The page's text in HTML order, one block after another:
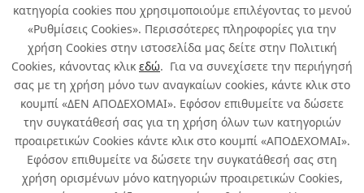
κατηγορία cookies που χρησιμοποιούμε επιλέγοντας το μενού
«Ρυθμίσεις Cookies». Περισσότερες πληροφορίες για την
χρήση Cookies στην ιστοσελίδα μας δείτε στην Πολιτική
Cookies, κάνοντας κλικ εδώ. Για να συνεχίσετε την περιήγησή
σας με τη χρήση μόνο των αναγκαίων cookies, κάντε κλικ στο
κουμπί «ΔΕΝ ΑΠΟΔΕΧΟΜΑΙ». Εφόσον επιθυμείτε να δώσετε
την συγκατάθεσή σας για τη χρήση όλων των κατηγοριών
προαιρετικών Cookies κάντε κλικ στο κουμπί «ΑΠΟΔΕΧΟΜΑΙ».
Εφόσον επιθυμείτε να δώσετε την συγκατάθεσή σας στη
χρήση ορισμένων μόνο κατηγοριών προαιρετικών Cookies,
Άμεσα Διαθέσιμο
Σχετικά με εμάς
Χρήσιμα